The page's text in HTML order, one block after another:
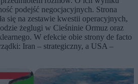
podejść negocjacyjnych. Strona
się na zestawie kwestii operacyjnych,
żeglugi w Cieśninie Ormuz oraz
W efekcie obie strony de facto
Iran – strategiczny, a USA –